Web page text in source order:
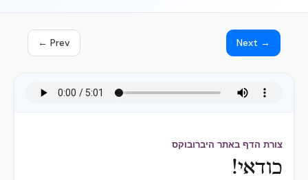
← Prev Next →
צורת הדף באתר היברובוקס
כודאי!